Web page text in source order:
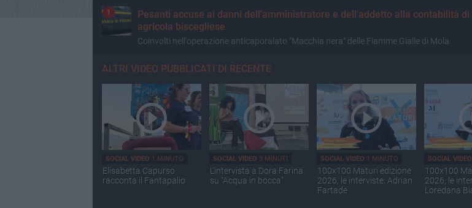
1
Pesanti accuse ai danni dell'amministratore e dell'addetto alla contabilità di
agricola biscegliese
Coinvolti nell'operazione anticaporalato "Macchia nera" delle Fiamme Gialle di Mola
ALTRI VIDEO PUBBLICATI DI RECENTE
SOCIAL VIDEO 1 MINUTO
Elisabetta Capurso
racconta il Fantapalio
SOCIAL VIDEO 3 MINUTI
L'intervista a Dora Farina
su "Acqua in bocca"
SOCIAL VIDEO 1 MINUTO
100x100 Maturi edizione
2026, le interviste: Adrian
Fartade
SOCIAL VIDEO
100x100
2026, le
Loredana